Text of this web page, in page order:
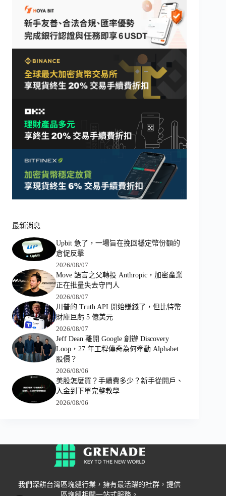
最新消息
Upbit 急了，一場旨在挽回穩定幣份額的
倉促反擊
2026/08/07
Move 語言之父轉投 Anthropic，加密產業
正在批量失去守門人
2026/08/07
川普的 Truth API 開始賺錢了，但比特幣
財庫巨虧 5 億美元
2026/08/07
Jeff Dean 離開 Google 創辦 Discovery
Loop，27 年工程傳奇為何牽動 Alphabet
股價？
2026/08/06
美股怎麼買？手續費多少？新手從開戶、
入金到下單完整教學
2026/08/06
我們深耕台灣區塊鏈行業，擁有最活躍的社群，提供